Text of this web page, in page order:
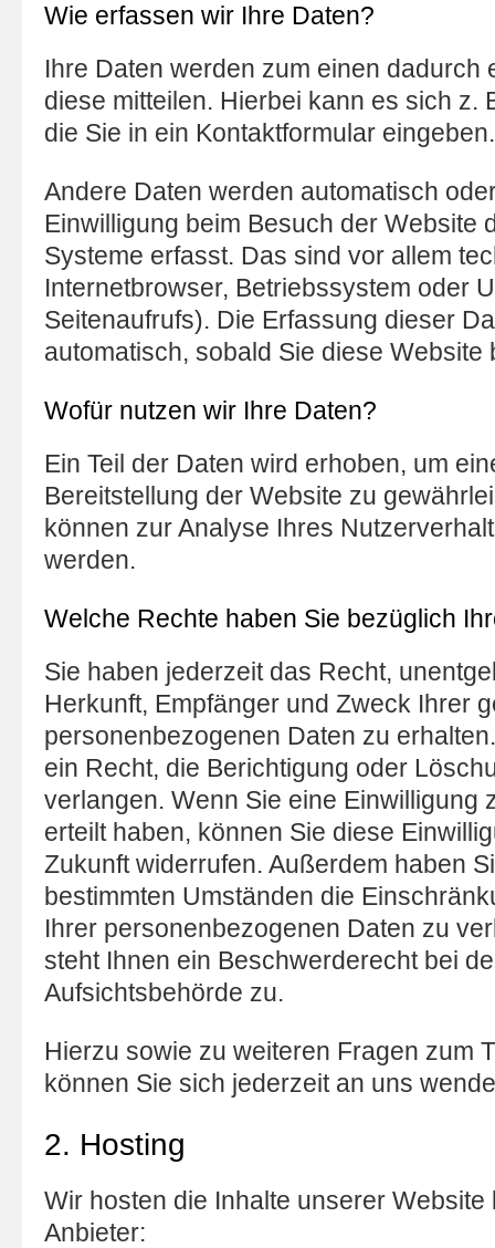
Wie erfassen wir Ihre Daten?
Ihre Daten werden zum einen dadurch
diese mitteilen. Hierbei kann es sich z.
die Sie in ein Kontaktformular eingeben.
Andere Daten werden automatisch
Einwilligung beim Besuch der Website
Systeme erfasst. Das sind vor allem
Internetbrowser, Betriebssystem oder
Seitenaufrufs). Die Erfassung dieser
automatisch, sobald Sie diese Website
Wofür nutzen wir Ihre Daten?
Ein Teil der Daten wird erhoben, um
Bereitstellung der Website zu
können zur Analyse Ihres
werden.
Welche Rechte haben Sie bezüglich
Sie haben jederzeit das Recht,
Herkunft, Empfänger und Zweck Ihrer
personenbezogenen Daten zu
ein Recht, die Berichtigung oder
verlangen. Wenn Sie eine Einwilligung
erteilt haben, können Sie diese
Zukunft widerrufen. Außerdem haben
bestimmten Umständen die
Ihrer personenbezogenen Daten zu
steht Ihnen ein Beschwerderecht bei
Aufsichtsbehörde zu.
Hierzu sowie zu weiteren Fragen zum
können Sie sich jederzeit an uns
2. Hosting
Wir hosten die Inhalte unserer Website
Anbieter: